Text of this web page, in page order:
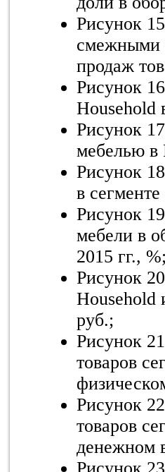
Рисунок
смежными
продаж
Рисунок
Household
Рисунок
мебелью в
Рисунок
в
Рисунок
мебели в
2015 гг., %;
Рисунок
Household
руб.;
Рисунок
товаров
Рисунок
товаров
денежном